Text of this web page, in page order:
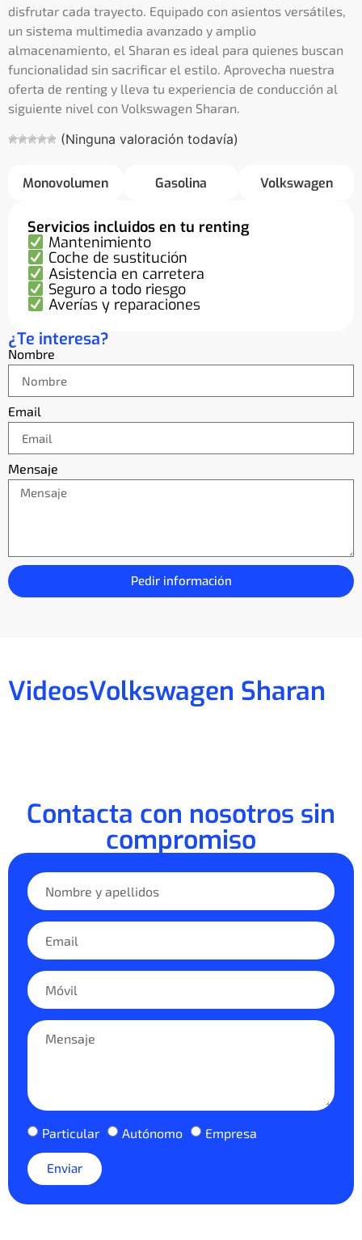
disfrutar cada trayecto. Equipado con asientos versátiles,
un sistema multimedia avanzado y amplio
almacenamiento, el Sharan es ideal para quienes buscan
funcionalidad sin sacrificar el estilo. Aprovecha nuestra
oferta de renting y lleva tu experiencia de conducción al
siguiente nivel con Volkswagen Sharan.
(Ninguna valoración todavía)
Monovolumen Gasolina Volkswagen
Servicios incluidos en tu renting
Mantenimiento
Coche de sustitución
Asistencia en carretera
Seguro a todo riesgo
Averías y reparaciones
¿Te interesa?
Nombre
Email
Mensaje
Pedir información
VideosVolkswagen Sharan
Contacta con nosotros sin
compromiso
Particular Autónomo Empresa
Enviar